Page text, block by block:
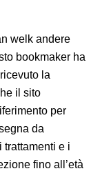
welk andere
bookmaker ha
la
il sito
per
da
trattamenti e i
fino all’età